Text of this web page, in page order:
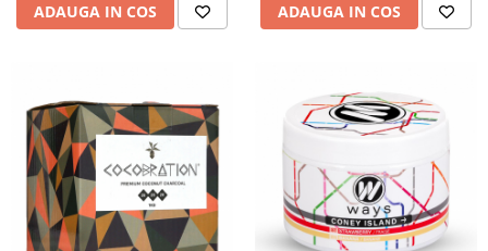
ADAUGA IN COS ADAUGA IN COS